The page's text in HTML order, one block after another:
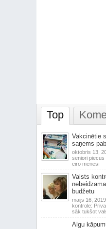
Top
Vakcinētie
saņems
oktobris 13,
seniori
eiro mēnesī
Valsts
budžetu
maijs 16, 2019,
kontrole:
sāk tukšot
Algu